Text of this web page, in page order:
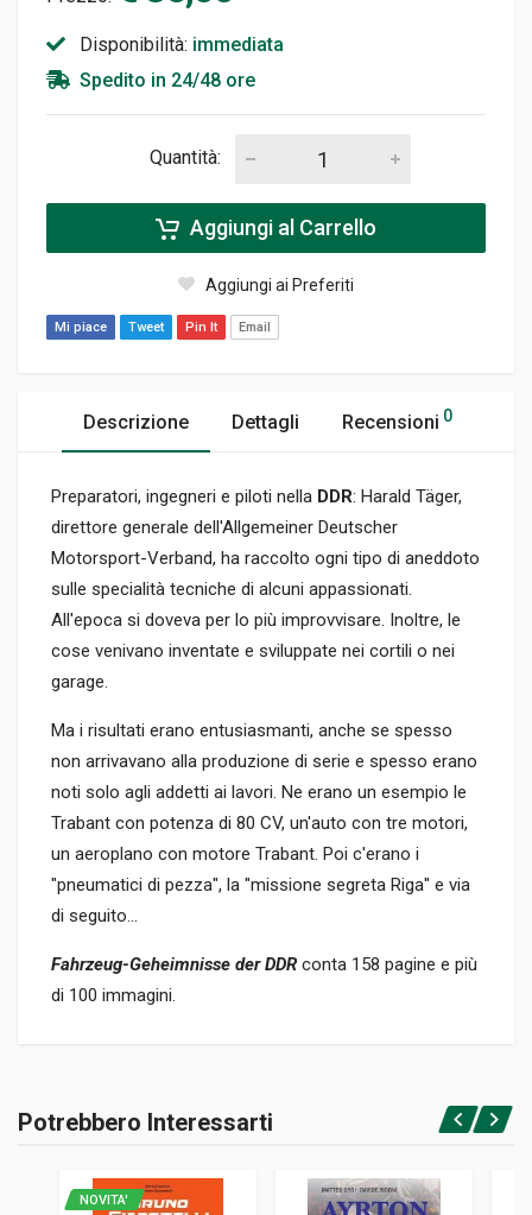
Disponibilità: immediata
Spedito in 24/48 ore
Quantità:
Aggiungi al Carrello
Aggiungi ai Preferiti
Mi piace Tweet Pin It Email
Descrizione Dettagli Recensioni 0
Preparatori, ingegneri e piloti nella DDR: Harald Täger,
direttore generale dell'Allgemeiner Deutscher
Motorsport-Verband, ha raccolto ogni tipo di aneddoto
sulle specialità tecniche di alcuni appassionati.
All'epoca si doveva per lo più improvvisare. Inoltre, le
cose venivano inventate e sviluppate nei cortili o nei
garage.
Ma i risultati erano entusiasmanti, anche se spesso
non arrivavano alla produzione di serie e spesso erano
noti solo agli addetti ai lavori. Ne erano un esempio le
Trabant con potenza di 80 CV, un'auto con tre motori,
un aeroplano con motore Trabant. Poi c'erano i
"pneumatici di pezza", la "missione segreta Riga" e via
di seguito...
Fahrzeug-Geheimnisse der DDR conta 158 pagine e più
di 100 immagini.
Rilegato
Accedi o registrati
Potrebbero Interessarti
NOVITA'